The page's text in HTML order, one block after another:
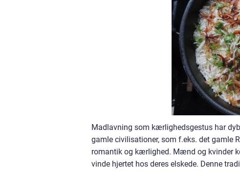
Madlavning som kærlighedsgestus har
gamle civilisationer, som f.eks. det gamle
romantik og kærlighed. Mænd og kvinder
vinde hjertet hos deres elskede. Denne